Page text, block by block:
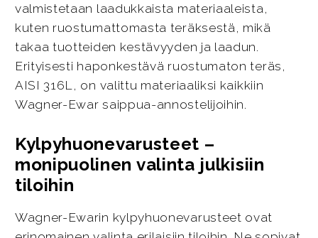
valmistetaan laadukkaista materiaaleista,
kuten ruostumattomasta teräksestä, mikä
takaa tuotteiden kestävyyden ja laadun.
Erityisesti haponkestävä ruostumaton teräs,
AISI 316L, on valittu materiaaliksi kaikkiin
Wagner-Ewar saippua-annostelijoihin.
Kylpyhuonevarusteet –
monipuolinen valinta julkisiin
tiloihin
Wagner-Ewarin kylpyhuonevarusteet ovat